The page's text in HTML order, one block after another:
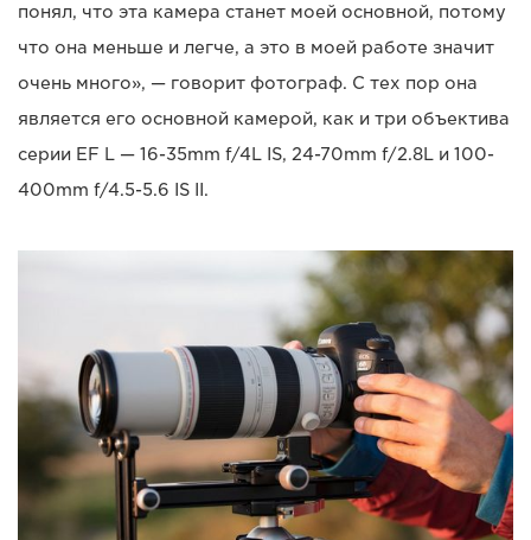
понял, что эта камера станет моей основной, потому
что она меньше и легче, а это в моей работе значит
очень много», — говорит фотограф. С тех пор она
является его основной камерой, как и три объектива
серии EF L — 16-35mm f/4L IS, 24-70mm f/2.8L и 100-
400mm f/4.5-5.6 IS II.